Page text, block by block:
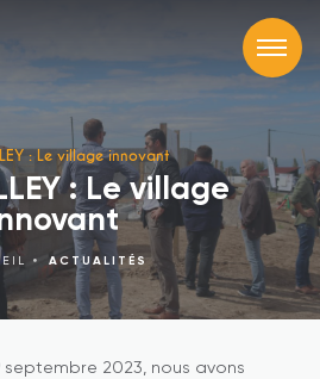
: Le village innovant
: Le village
ACTUALITÉS
septembre 2023, nous avons